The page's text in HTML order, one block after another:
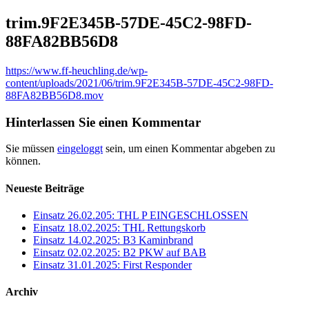
trim.9F2E345B-57DE-45C2-98FD-
88FA82BB56D8
https://www.ff-heuchling.de/wp-
content/uploads/2021/06/trim.9F2E345B-57DE-45C2-98FD-
88FA82BB56D8.mov
Hinterlassen Sie einen Kommentar
Sie müssen eingeloggt sein, um einen Kommentar abgeben zu
können.
Neueste Beiträge
Einsatz 26.02.205: THL P EINGESCHLOSSEN
Einsatz 18.02.2025: THL Rettungskorb
Einsatz 14.02.2025: B3 Kaminbrand
Einsatz 02.02.2025: B2 PKW auf BAB
Einsatz 31.01.2025: First Responder
Archiv